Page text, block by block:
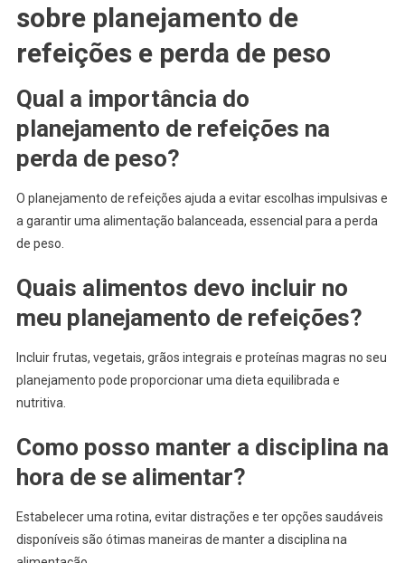
sobre planejamento de
refeições e perda de peso
Qual a importância do
planejamento de refeições na
perda de peso?
O planejamento de refeições ajuda a evitar escolhas impulsivas e
a garantir uma alimentação balanceada, essencial para a perda
de peso.
Quais alimentos devo incluir no
meu planejamento de refeições?
Incluir frutas, vegetais, grãos integrais e proteínas magras no seu
planejamento pode proporcionar uma dieta equilibrada e
nutritiva.
Como posso manter a disciplina na
hora de se alimentar?
Estabelecer uma rotina, evitar distrações e ter opções saudáveis
disponíveis são ótimas maneiras de manter a disciplina na